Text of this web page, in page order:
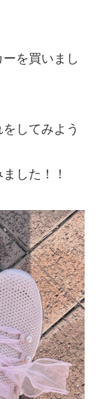
を買いまし
してみよう
した！！